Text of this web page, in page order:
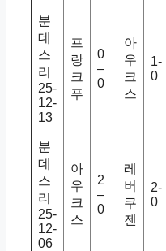
분
데
스
리
25-
12-
13
프
랑
크
푸
0
–
0
아
우
크
스
1-
0
분
데
스
리
25-
12-
06
아
우
크
스
2
–
0
레
버
쿠
젠
2-
0